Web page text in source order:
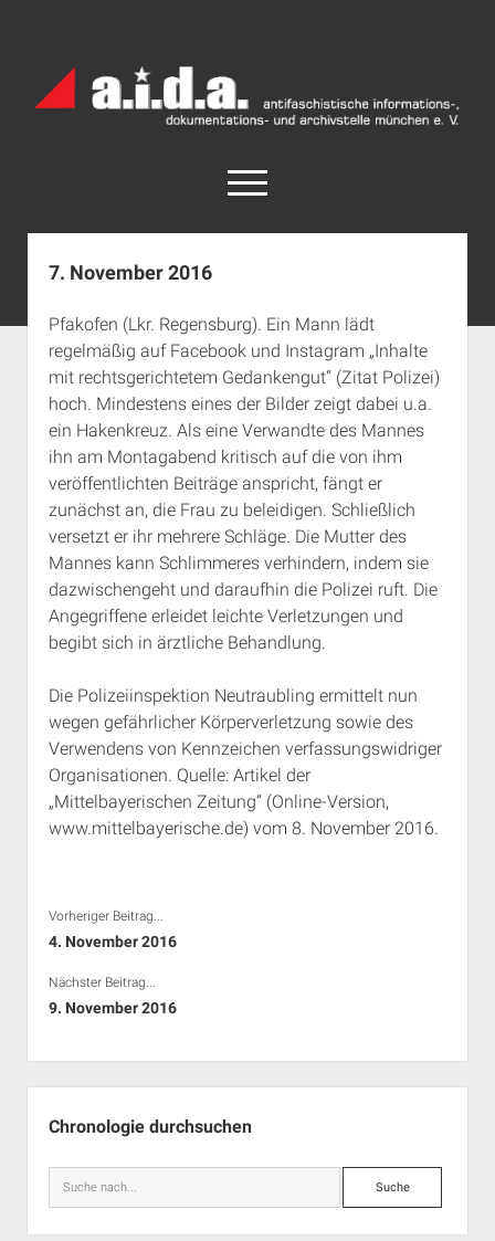
Archiv
München
open
menu
facebook
rss info@aida-archiv.de
Aktuelles
Termine
open
dropdown
menu
Antifaschistische Termine im Süden
Antifaschistische Termine in München
Rechte Termine im Süden
Rechte Termine München
Chronologie
Das Archiv
open
dropdown
menu
a.i.d.a. e. V. unterstützen
Über a.i.d.a.
RSS-Feeds, Twitter & Facebook
Bibliothek
Kontakt & PGP-Key
Impressum
7. November 2016
Pfakofen (Lkr. Regensburg). Ein Mann lädt
regelmäßig auf Facebook und Instagram „Inhalte
mit rechtsgerichtetem Gedankengut“ (Zitat Polizei)
hoch. Mindestens eines der Bilder zeigt dabei u.a.
ein Hakenkreuz. Als eine Verwandte des Mannes
ihn am Montagabend kritisch auf die von ihm
veröffentlichten Beiträge anspricht, fängt er
zunächst an, die Frau zu beleidigen. Schließlich
versetzt er ihr mehrere Schläge. Die Mutter des
Mannes kann Schlimmeres verhindern, indem sie
dazwischengeht und daraufhin die Polizei ruft. Die
Angegriffene erleidet leichte Verletzungen und
begibt sich in ärztliche Behandlung.
Die Polizeiinspektion Neutraubling ermittelt nun
wegen gefährlicher Körperverletzung sowie des
Verwendens von Kennzeichen verfassungswidriger
Organisationen. Quelle: Artikel der
„Mittelbayerischen Zeitung“ (Online-Version,
www.mittelbayerische.de) vom 8. November 2016.
Vorheriger Beitrag...
4. November 2016
Nächster Beitrag...
9. November 2016
Chronologie durchsuchen
Suche